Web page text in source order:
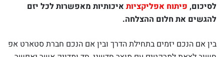
לסיכום, פיתוח אפליקציות איכותיות מאפשרות לכל יזם
להגשים את חלום ההצלחה.
בין אם הנכם יזמים בתחילת הדרך ובין אם הנכם חברת סטארט אפ